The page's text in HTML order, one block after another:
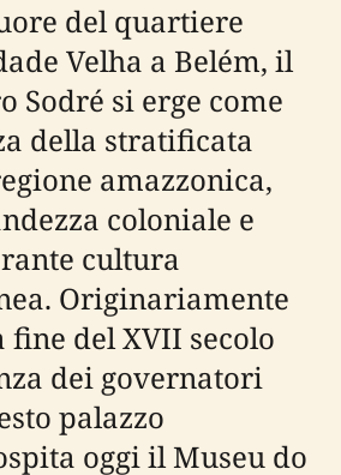
del quartiere
Velha a Belém, il
Sodré si erge come
della stratificata
amazzonica,
coloniale e
cultura
Originariamente
del XVII secolo
dei governatori
palazzo
oggi il Museu do